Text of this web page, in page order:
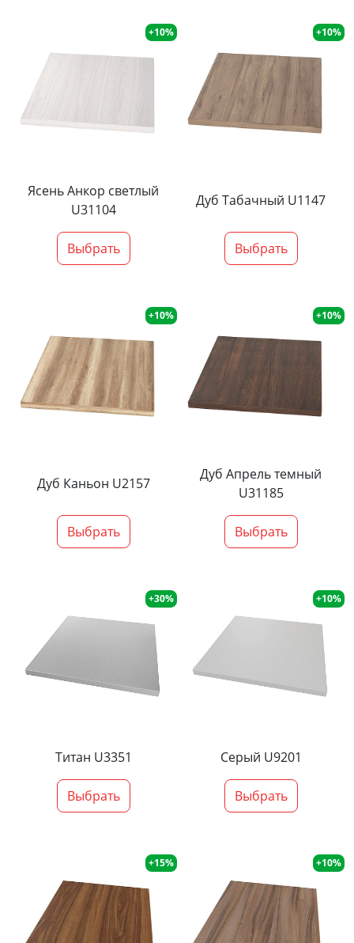
+10%
Ясень Анкор светлый
U31104
Выбрать
+10%
Дуб Табачный U1147
Выбрать
+10%
Дуб Каньон U2157
Выбрать
+10%
Дуб Апрель темный
U31185
Выбрать
+30%
Титан U3351
Выбрать
+10%
Серый U9201
Выбрать
+15% +10%